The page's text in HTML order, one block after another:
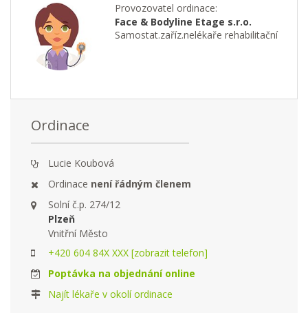
Provozovatel ordinace:
Face & Bodyline Etage s.r.o.
Samostat.zaříz.nelékaře rehabilitační
Ordinace
Lucie Koubová
Ordinace není řádným členem
Solní č.p. 274/12
Plzeň
Vnitřní Město
+420 604 84X XXX [zobrazit telefon]
Poptávka na objednání online
Najít lékaře v okolí ordinace